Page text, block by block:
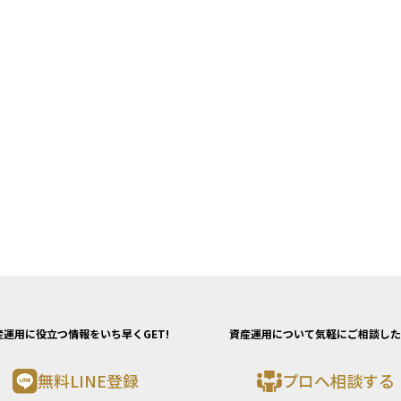
運用に役立つ情報をいち早くGET!
無料LINE登録
資産運用について気軽にご相談し
プロへ相談する